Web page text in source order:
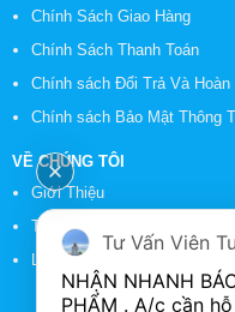
Chính Sách Giao Hàng
Chính Sách Thanh Toán
Chính sách Đổi Trả Và Hoàn
Chính sách Bảo Mật Thông
VỀ CHÚNG TÔI
Giới Thiệu
Tin Tức
Liên Hệ
Tư Vấn Viên
NHẬN NHANH
PHẨM . A/c cần